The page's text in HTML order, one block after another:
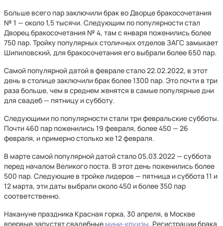
Больше всего пар заключили брак во Дворце бракосочетания
№ 1 — около 1,5 тысячи. Следующим по популярности стал
Дворец бракосочетания № 4, там с января поженились более
750 пар. Тройку популярных столичных отделов ЗАГС замыкает
Шипиловский, для бракосочетания его выбрали более 650 пар.
Самой популярной датой в феврале стало 22.02.2022, в этот
день в столице заключили брак более 1300 пар. Это почти в три
раза больше, чем в среднем женятся в самые популярные дни
для свадеб — пятницу и субботу.
Следующими по популярности стали три февральские субботы.
Почти 460 пар поженились 19 февраля, более 450 — 26
февраля, и примерно столько же 12 февраля.
В марте самой популярной датой стало 05.03.2022 — суббота
перед началом Великого поста. В этот день поженились более
500 пар. Следующие в тройке лидеров — пятница и суббота 11 и
12 марта, эти даты выбрали около 450 и более 350 пар
соответственно.
Накануне праздника Красная горка, 30 апреля, в Москве
впервые запустят свадебные мини-круизы. Регистрации брака